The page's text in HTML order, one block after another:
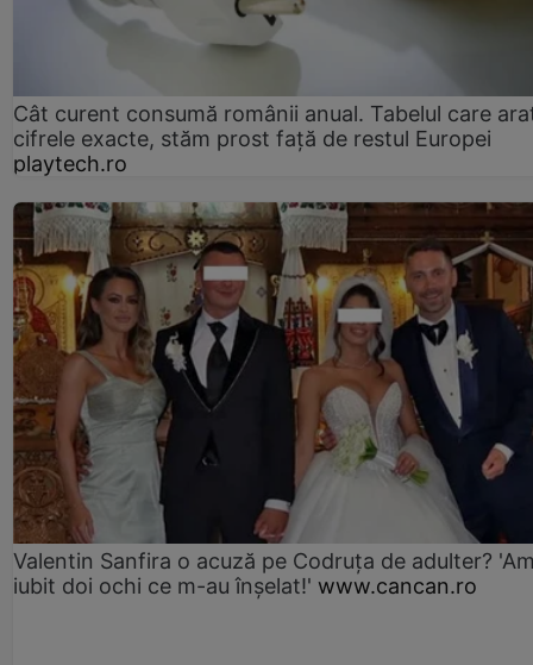
Cât curent consumă românii anual. Tabelul care
cifrele exacte, stăm prost faţă de restul Europei
playtech.ro
Valentin Sanfira o acuză pe Codruța de adulter?
iubit doi ochi ce m-au înșelat!' www.cancan.ro